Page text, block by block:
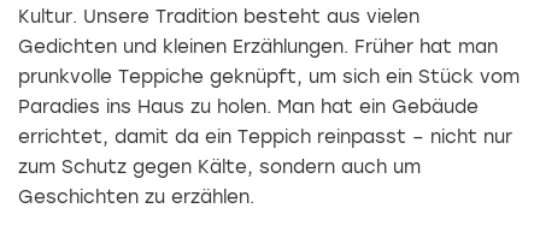
Kultur. Unsere Tradition besteht aus vielen
Gedichten und kleinen Erzählungen. Früher hat man
prunkvolle Teppiche geknüpft, um sich ein Stück vom
Paradies ins Haus zu holen. Man hat ein Gebäude
errichtet, damit da ein Teppich reinpasst – nicht nur
zum Schutz gegen Kälte, sondern auch um
Geschichten zu erzählen.